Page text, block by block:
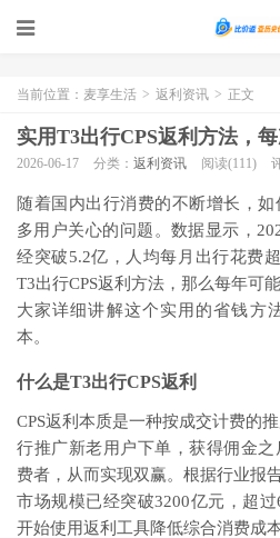
当前位置： 麦享生活 > 返利资讯 > 正文
实用T3出行CPS返利方法，
2026-06-17 分类： 返利资讯 阅读(111)
随着国内出行消费的不断增长，
多用户关心的问题。数据显示，
经突破5.2亿，人均每月出行花费
T3出行CPS返利方法，那么每年可
大家详细讲解这个实用的省钱方
本。
什么是T3出行CPS返利
CPS返利本质是一种按成交计费的
行推广新老用户下单，获得佣金
费者，从而实现双赢。根据行业报
市场规模已经突破3200亿元，超
开始使用返利工具降低综合消费成